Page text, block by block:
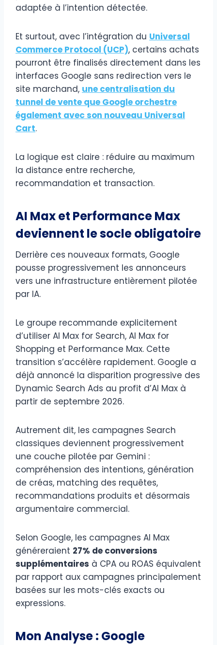
adaptée à l’intention détectée.
Et surtout, avec l’intégration du Universal
Commerce Protocol (UCP), certains achats
pourront être finalisés directement dans les
interfaces Google sans redirection vers le
site marchand, une centralisation du
tunnel de vente que Google orchestre
également avec son nouveau Universal
Cart.
La logique est claire : réduire au maximum
la distance entre recherche,
recommandation et transaction.
AI Max et Performance Max
deviennent le socle obligatoire
Derrière ces nouveaux formats, Google
pousse progressivement les annonceurs
vers une infrastructure entièrement pilotée
par IA.
Le groupe recommande explicitement
d’utiliser AI Max for Search, AI Max for
Shopping et Performance Max. Cette
transition s’accélère rapidement. Google a
déjà annoncé la disparition progressive des
Dynamic Search Ads au profit d’AI Max à
partir de septembre 2026.
Autrement dit, les campagnes Search
classiques deviennent progressivement
une couche pilotée par Gemini :
compréhension des intentions, génération
de créas, matching des requêtes,
recommandations produits et désormais
argumentaire commercial.
Selon Google, les campagnes AI Max
généreraient 27% de conversions
supplémentaires à CPA ou ROAS équivalent
par rapport aux campagnes principalement
basées sur les mots-clés exacts ou
expressions.
Mon Analyse : Google